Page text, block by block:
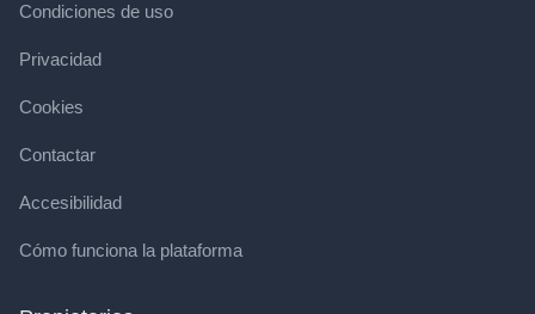
Condiciones de uso
Privacidad
Cookies
Contactar
Accesibilidad
Cómo funciona la plataforma